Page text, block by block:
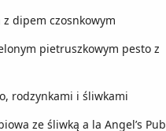
dipem czosnkowym
pietruszkowym pesto z
rodzynkami i śliwkami
ze śliwką a la Angel’s Pub